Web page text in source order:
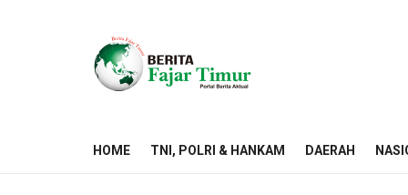
HOME TNI, POLRI & HANKAM DAERAH